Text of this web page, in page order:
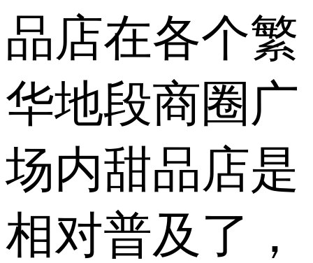
品店在各个繁
华地段商圈广
场内甜品店是
相对普及了，